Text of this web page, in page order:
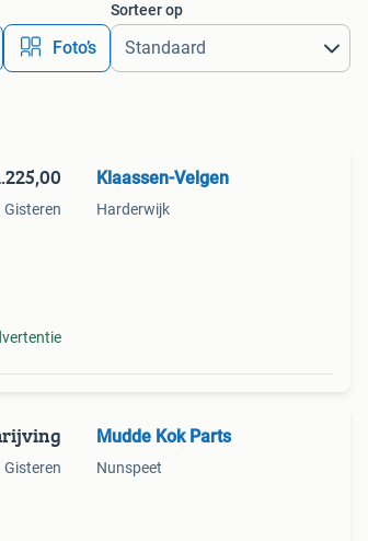
Foto’s
Sorteer op
Gisteren
Klaassen-Velgen
Harderwijk
Gisteren
Mudde Kok Parts
Nunspeet